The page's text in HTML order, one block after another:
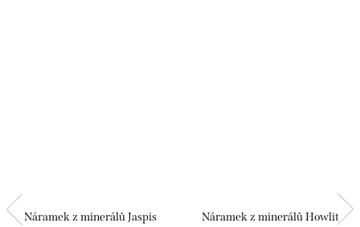
Náramek z minerálů Jaspis
Náramek z minerálů Howlit